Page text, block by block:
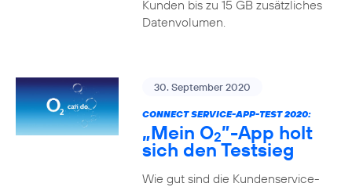
Kunden bis zu 15 GB zusätzliches
Datenvolumen.
30. September 2020
CONNECT SERVICE-APP-TEST 2020:
„Mein O2”-App holt
sich den Testsieg
Wie gut sind die Kundenservice-